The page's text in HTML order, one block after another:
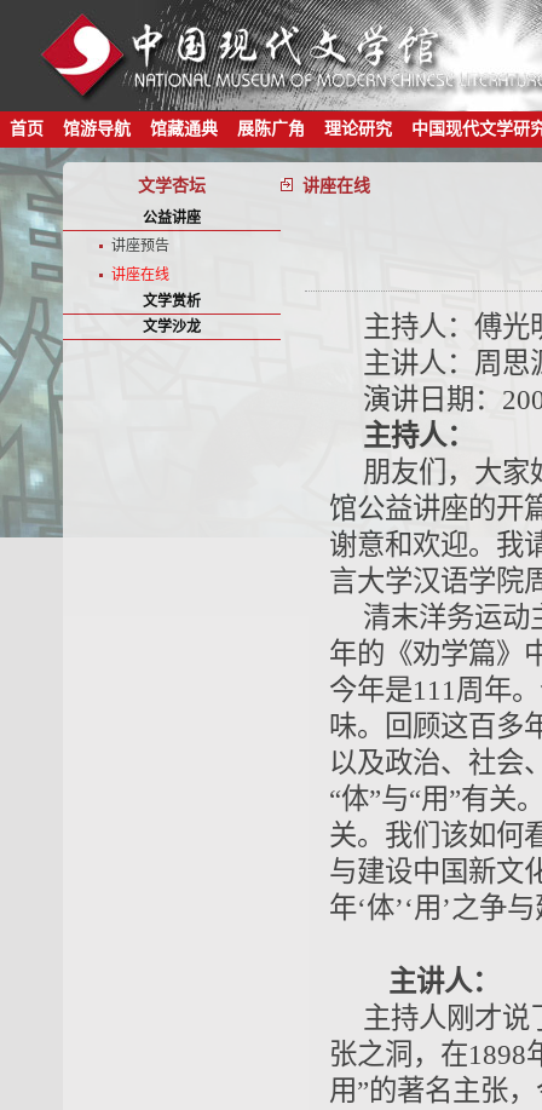
首页 馆游导航 馆藏通典 展陈广角 理论研究 中国现代文学研
文学杏坛 讲座在线
公益讲座
讲座预告
讲座在线
文学赏析
文学沙龙
主持人：傅光
主讲人：周思
演讲日期：
主持人：
朋友们，大家
馆公益讲座的开
谢意和欢迎。我
言大学汉语学院
清末洋务运动
年的《劝学篇》
今年是111周年
味。回顾这百多
以及政治、社会
“体”与“用”有关
关。我们该如何
与建设中国新文
年‘体’‘用’之争
主讲人：
主持人刚才说
张之洞，在1898
用”的著名主张